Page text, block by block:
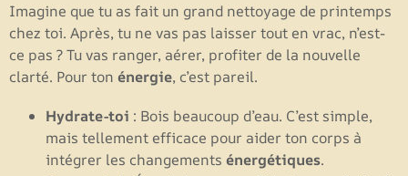
Imagine que tu as fait un grand nettoyage de printemps
chez toi. Après, tu ne vas pas laisser tout en vrac, n’est-
ce pas ? Tu vas ranger, aérer, profiter de la nouvelle
clarté. Pour ton énergie, c’est pareil.
Hydrate-toi : Bois beaucoup d’eau. C’est simple,
mais tellement efficace pour aider ton corps à
intégrer les changements énergétiques.